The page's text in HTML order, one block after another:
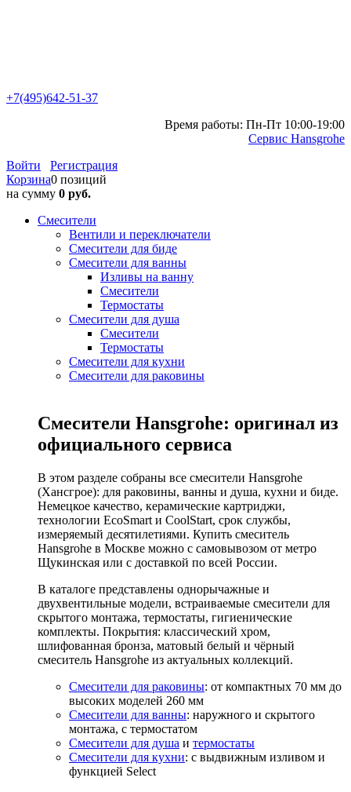
+7(495)642-51-37
Время работы: Пн-Пт 10:00-19:00
Сервис Hansgrohe
Войти
Регистрация
Корзина0 позиций
на сумму 0 руб.
Смесители
Вентили и переключатели
Смесители для биде
Смесители для ванны
Изливы на ванну
Смесители
Термостаты
Смесители для душа
Смесители
Термостаты
Смесители для кухни
Смесители для раковины
Смесители Hansgrohe: оригинал из
официального сервиса
В этом разделе собраны все смесители Hansgrohe
(Хансгрое): для раковины, ванны и душа, кухни и биде.
Немецкое качество, керамические картриджи,
технологии EcoSmart и CoolStart, срок службы,
измеряемый десятилетиями. Купить смеситель
Hansgrohe в Москве можно с самовывозом от метро
Щукинская или с доставкой по всей России.
В каталоге представлены однорычажные и
двухвентильные модели, встраиваемые смесители для
скрытого монтажа, термостаты, гигиенические
комплекты. Покрытия: классический хром,
шлифованная бронза, матовый белый и чёрный
смеситель Hansgrohe из актуальных коллекций.
Смесители для раковины: от компактных 70 мм до
высоких моделей 260 мм
Смесители для ванны: наружного и скрытого
монтажа, с термостатом
Смесители для душа и термостаты
Смесители для кухни: с выдвижным изливом и
функцией Select